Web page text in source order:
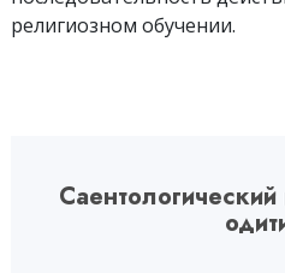
религиозном обучении.